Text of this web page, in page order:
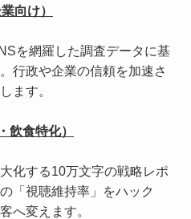
向け）
を網羅した調査データに基
行政や企業の信頼を加速さ
ます。
食特化）
化する10万文字の戦略レポ
「視聴維持率」をハック
へ変えます。